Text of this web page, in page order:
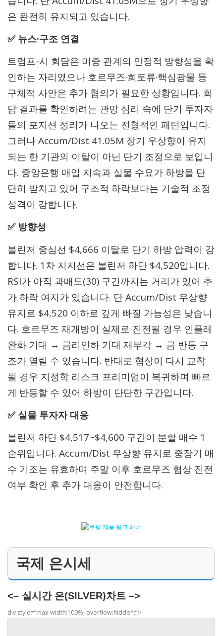
은 완전히 유지되고 있습니다.
✅ 뉴스·구조 연결
트럼프-시 회담은 미중 관계의 안정적 방향성을 확
인하는 자리였으나 호르무즈·희토류·핵심광물 등
구체적 사안은 추가 협의가 필요한 상황입니다. 회
담 결과를 확인하려는 관망 심리 속에 단기 투자자
들의 포지션 정리가 나오는 전형적인 패턴입니다.
그러나 Accum/Dist 41.05M 장기 우상향이 유지
되는 한 기관의 이탈이 아닌 단기 조정으로 보입니
다. 중앙은행 매입 지속과 실물 수요가 하방을 단
단히 받치고 있어 구조적 하락보다는 기술적 조정
성격이 강합니다.
✅ 방향성
볼린저 중심선 $4,666 이탈로 단기 하방 압력이 강
합니다. 1차 지지선은 볼린저 하단 $4,520입니다.
RSI가 아직 과매도(30) 구간까지는 거리가 있어 추
가 하락 여지가 있습니다. 단 Accum/Dist 우상향
유지로 $4,520 이하로 깊게 빠질 가능성은 낮습니
다. 호르무즈 재개방이 실제로 진전될 경우 인플레
완화 기대 → 금리인하 기대 재부각 → 금 반등 구
조가 열릴 수 있습니다. 반대로 협상이 다시 교착
될 경우 지정학 리스크 프리미엄이 복귀하며 빠르
게 반등할 수 있어 하방이 단단한 구간입니다.
✅ 실물 투자자 대응
볼린저 하단 $4,517~$4,600 구간이 분할 매수 1
순위입니다. Accum/Dist 우상향 유지로 중장기 매
수 기조는 유효하며 주말 이후 호르무즈 협상 진전
여부 확인 후 추가 대응이 안전합니다.
국제 은시세
<– 실시간 은(SILVER)차트 –>
div style=”max-width:100%; overflow:hidden;”>